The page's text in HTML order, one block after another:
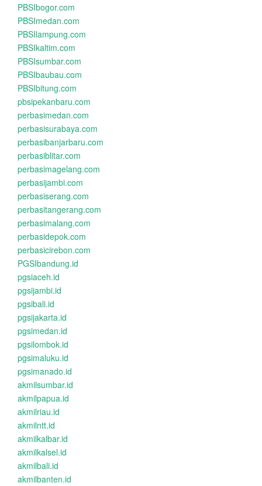
PBSIbogor.com
PBSImedan.com
PBSIlampung.com
PBSIkaltim.com
PBSIsumbar.com
PBSIbaubau.com
PBSIbitung.com
pbsipekanbaru.com
perbasimedan.com
perbasisurabaya.com
perbasibanjarbaru.com
perbasiblitar.com
perbasimagelang.com
perbasijambi.com
perbasiserang.com
perbasitangerang.com
perbasimalang.com
perbasidepok.com
perbasicirebon.com
PGSIbandung.id
pgsiaceh.id
pgsijambi.id
pgsibali.id
pgsijakarta.id
pgsimedan.id
pgsilombok.id
pgsimaluku.id
pgsimanado.id
akmilsumbar.id
akmilpapua.id
akmilriau.id
akmilntt.id
akmilkalbar.id
akmilkalsel.id
akmilbali.id
akmilbanten.id